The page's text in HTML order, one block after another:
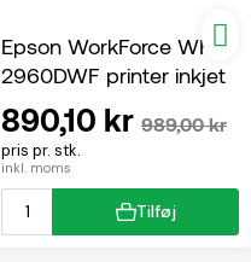
Epson WorkForce WF-
2960DWF printer inkjet
multifunktion
pris pr. stk.
inkl. moms
890,10 kr 989,00 kr
Tilføj